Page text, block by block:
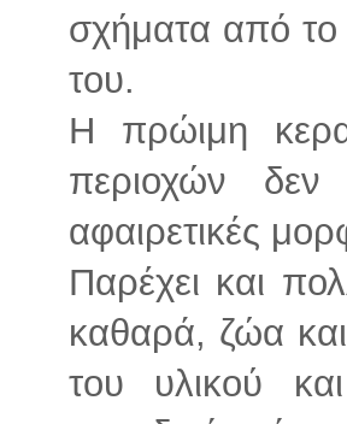
σχήματα από το
του.
Η πρώιμη
περιοχών δεν
αφαιρετικές
Παρέχει και
καθαρά, ζώα
του υλικού